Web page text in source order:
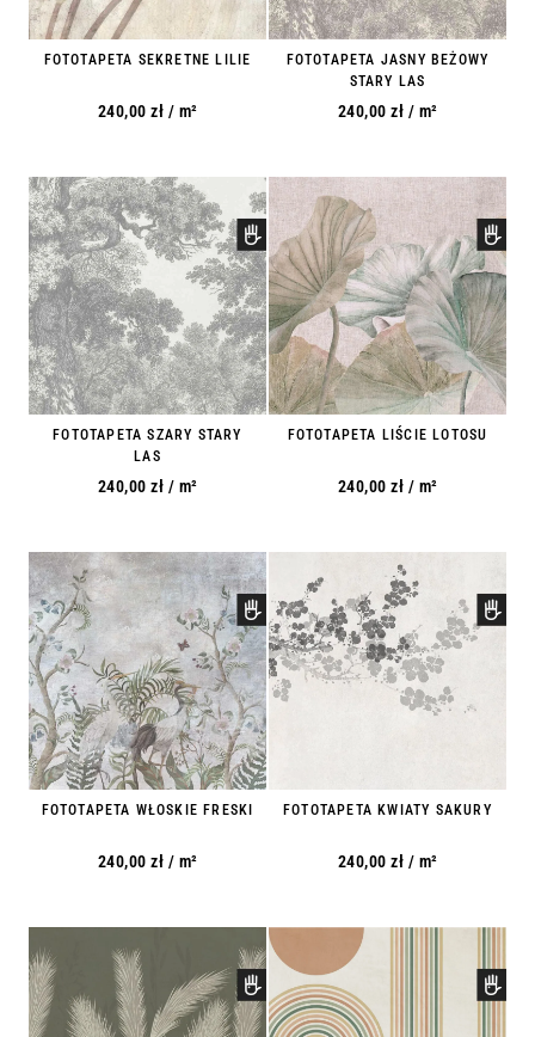
FOTOTAPETA SEKRETNE LILIE
240,00 zł / m²
FOTOTAPETA JASNY BEŻOWY
STARY LAS
240,00 zł / m²
FOTOTAPETA SZARY STARY
LAS
240,00 zł / m²
FOTOTAPETA LIŚCIE LOTOSU
240,00 zł / m²
FOTOTAPETA WŁOSKIE FRESKI
240,00 zł / m²
FOTOTAPETA KWIATY SAKURY
240,00 zł / m²